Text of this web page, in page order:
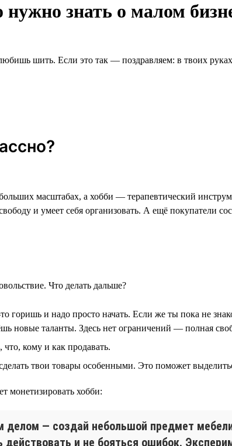
знать о малом
шить. Если это так — поздравляем: в твоих
масштабах, а хобби — терапевтический
и умеет себя организовать. А ещё покупатели
Что делать дальше?
и надо просто начать. Если же ты пока не
новые таланты. Здесь нет ограничений — полная
кому и как продавать.
твои товары особенными. Это поможет
монетизировать хобби:
делом — создай небольшой предмет
и не бояться ошибок.